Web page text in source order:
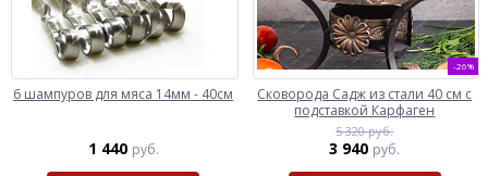
6 шампуров для мяса 14мм - 40см
1 440 руб.
-26%
Сковорода Садж из стали 40 см с
подставкой Карфаген
5 320 руб.
3 940 руб.